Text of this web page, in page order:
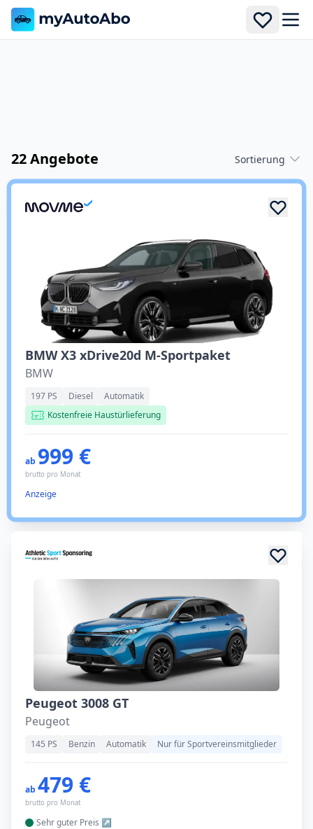
22 Angebote Sortierung
BMW X3 xDrive20d M-Sportpaket
BMW
197 PS Diesel
Automatik
Kostenfreie Haustürlieferung
ab 999 €
brutto pro Monat
Anzeige
Peugeot 3008 GT
Peugeot
145 PS Benzin Automatik Nur für Sportvereinsmitglieder
ab 479 €
brutto pro Monat
Sehr guter Preis